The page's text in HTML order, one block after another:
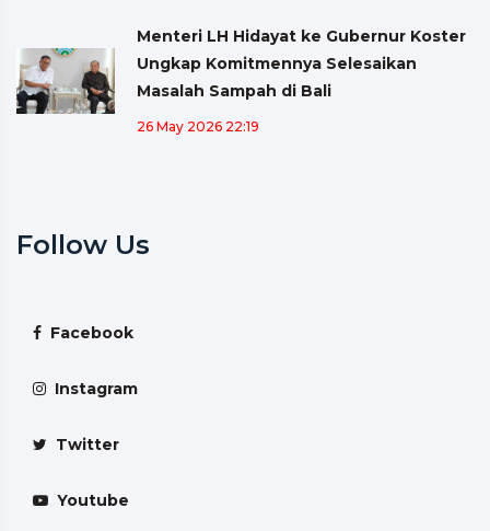
Menteri LH Hidayat ke Gubernur Koster
Ungkap Komitmennya Selesaikan
Masalah Sampah di Bali
26 May 2026 22:19
Follow Us
Facebook
Instagram
Twitter
Youtube